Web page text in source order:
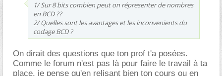
1/ Sur 8 bits combien peut on répresenter de nombres
en BCD ??
2/ Quelles sont les avantages et les inconvenients du
codage BCD ?
On dirait des questions que ton prof t'a posées.
Comme le forum n'est pas là pour faire le travail à ta
place, je pense qu'en relisant bien ton cours ou en